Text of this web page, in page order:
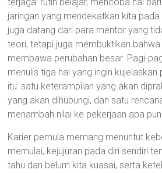
jaringan yang mendekatkan kita
juga datang dari para mentor yang
teori, tetapi juga membuktikan
membawa perubahan besar. Pagi-
menulis tiga hal yang ingin kujelaskan
itu: satu keterampilan yang akan
yang akan dihubungi, dan satu
menambah nilai ke pekerjaan apa
Karier pemula memang menuntut
memulai, kejujuran pada diri sendiri
tahu dan belum kita kuasai, serta